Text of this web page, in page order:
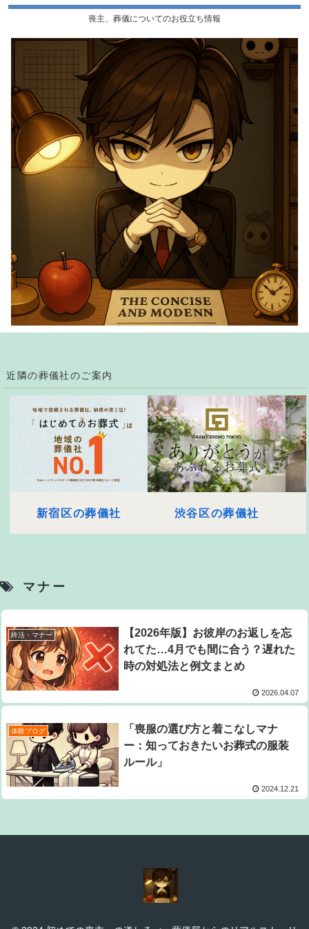
喪主、葬儀についてのお役立ち情報
近隣の葬儀社のご案内
新宿区の葬儀社 渋谷区の葬儀社
マナー
終活・マナー
【2026年版】お彼岸のお返しを忘
れてた…4月でも間に合う？遅れた
時の対処法と例文まとめ
2026.04.07
体験ブログ
「喪服の選び方と着こなしマナ
ー：知っておきたいお葬式の服装
ルール」
2024.12.21